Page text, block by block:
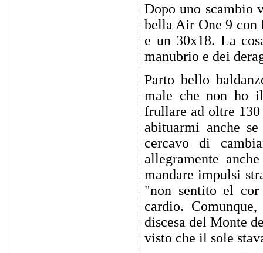
Dopo uno scambio
bella Air One 9 con
e un 30x18. La
manubrio e dei
Parto bello
male che non ho il
frullare ad oltre
abituarmi anche
cercavo di
allegramente
mandare impulsi
"non sentito el
cardio.
discesa del Monte
visto che il sole